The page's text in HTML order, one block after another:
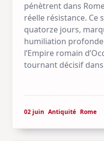
pénètrent dans
réelle résistance. Ce
quatorze jours,
humiliation
l’Empire romain
tournant décisif
02 juin Antiquité Rome